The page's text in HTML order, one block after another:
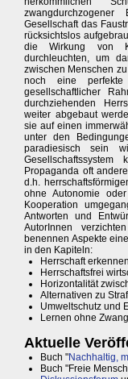
Gesellschaft das
rücksichtslos
die Wirkung von
durchleuchten, um
zwischen Menschen
noch eine
gesellschaftlicher
durchziehenden
weiter abgebaut
sie auf einen
unter den
paradiesisch sein
Propaganda oft
d.h.
ohne Autonomie
Kooperation
Antworten und
AutorInnen
benennen Aspekte
in den Kapiteln:
Herrschaft erkennen
Herrschaftsfrei
Horizontalität
Alternativen zu
Umweltschutz und
Lernen ohne Zwang
Aktuelle
Buch "Nachhaltig,
Buch "Freie